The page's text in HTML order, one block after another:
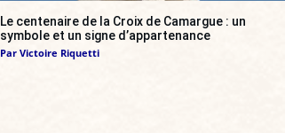
Le centenaire de la Croix de Camargue : un
symbole et un signe d’appartenance
Par Victoire Riquetti